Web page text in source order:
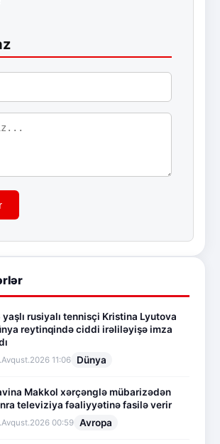
yaşlı rusiyalı tennisçi Kristina Lyutova
reytinqində ciddi irəliləyişə imza
11:06 Dünya
Makkol xərçənglə mübarizədən
televiziya fəaliyyətinə fasilə verir
00:59 Avropa